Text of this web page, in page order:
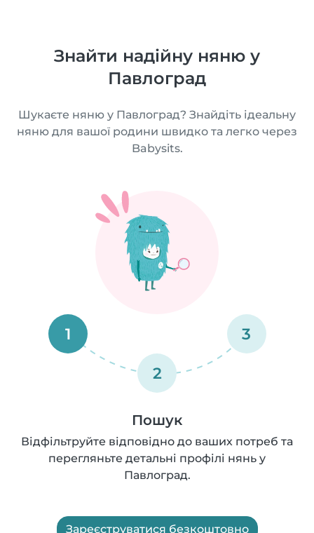
Знайти надійну няню у
Павлоград
Шукаєте няню у Павлоград? Знайдіть ідеальну
няню для вашої родини швидко та легко через
Babysits.
1
2
3
Пошук
Відфільтруйте відповідно до ваших потреб та
перегляньте детальні профілі нянь у
Павлоград.
Зареєструватися безкоштовно